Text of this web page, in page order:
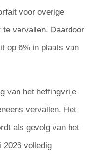
voor overige
te vervallen. Daardoor
op 6% in plaats van
van het heffingvrije
vervallen. Het
als gevolg van het
2026 volledig